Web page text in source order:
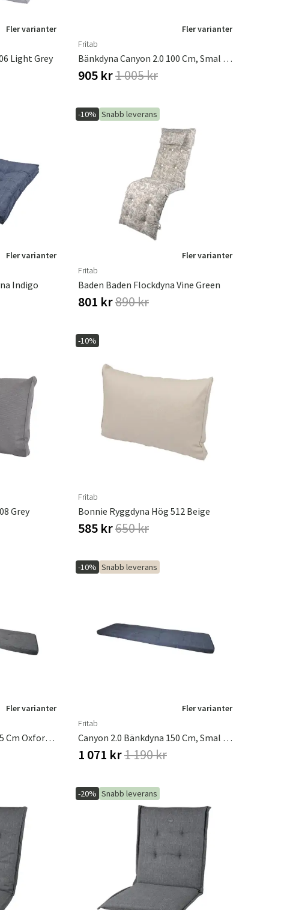
Fler varianter
Light Grey
Fler varianter
Fritab
Bänkdyna Canyon 2.0 100 Cm, Smal Oxfordgrå
905 kr1 005 kr
Fler varianter
Indigo
-10% Snabb leverans
Fler varianter
Fritab
Baden Baden Flockdyna Vine Green
801 kr890 kr
Grey
-10%
Fritab
Bonnie Ryggdyna Hög 512 Beige
585 kr650 kr
Fler varianter
Bänkdyna Canyon 2.0 165 Cm Oxfordgrå
-10% Snabb leverans
Fler varianter
Fritab
Canyon 2.0 Bänkdyna 150 Cm, Smal Indigo
1 071 kr1 190 kr
-20% Snabb leverans